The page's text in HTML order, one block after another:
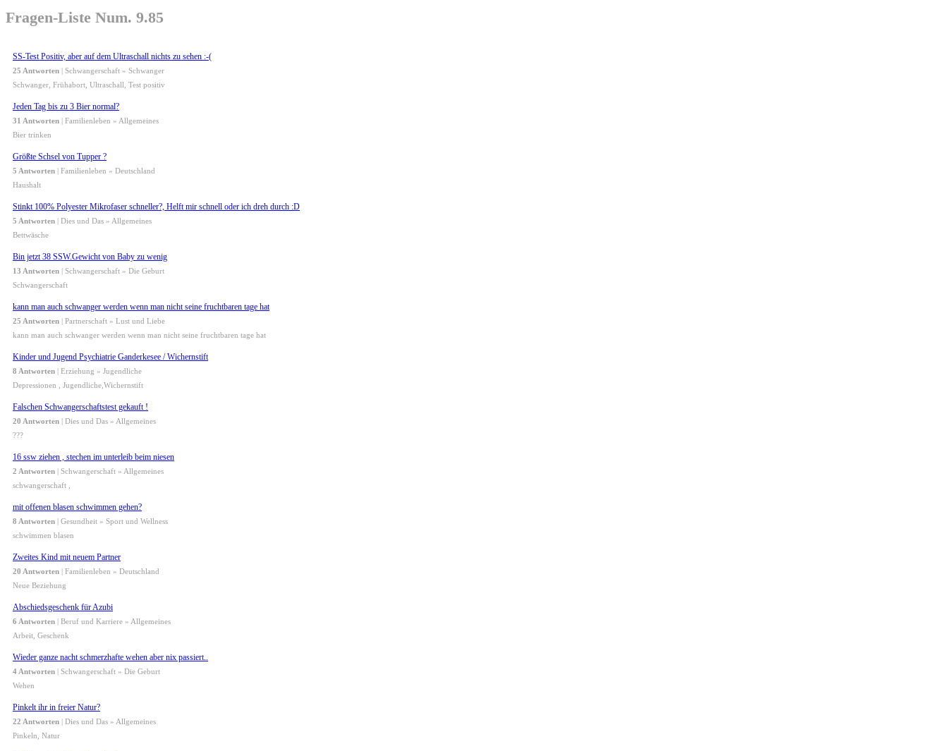
Fragen-Liste Num. 9.85
SS-Test Positiv, aber auf dem Ultraschall nichts zu sehen :-(
25 Antworten | Schwangerschaft » Schwanger
Schwanger, Frühabort, Ultraschall, Test positiv
Jeden Tag bis zu 3 Bier normal?
31 Antworten | Familienleben » Allgemeines
Bier trinken
Größte Schsel von Tupper ?
5 Antworten | Familienleben » Deutschland
Haushalt
Stinkt 100% Polyester Mikrofaser schneller?, Helft mir schnell oder ich dreh durch :D
5 Antworten | Dies und Das » Allgemeines
Bettwäsche
Bin jetzt 38 SSW.Gewicht von Baby zu wenig
13 Antworten | Schwangerschaft » Die Geburt
Schwangerschaft
kann man auch schwanger werden wenn man nicht seine fruchtbaren tage hat
25 Antworten | Partnerschaft » Lust und Liebe
kann man auch schwanger werden wenn man nicht seine fruchtbaren tage hat
Kinder und Jugend Psychiatrie Ganderkesee / Wichernstift
8 Antworten | Erziehung » Jugendliche
Depressionen , Jugendliche,Wichernstift
Falschen Schwangerschaftstest gekauft !
20 Antworten | Dies und Das » Allgemeines
???
16 ssw ziehen , stechen im unterleib beim niesen
2 Antworten | Schwangerschaft » Allgemeines
schwangerschaft ,
mit offenen blasen schwimmen gehen?
8 Antworten | Gesundheit » Sport und Wellness
schwimmen blasen
Zweites Kind mit neuem Partner
20 Antworten | Familienleben » Deutschland
Neue Beziehung
Abschiedsgeschenk für Azubi
6 Antworten | Beruf und Karriere » Allgemeines
Arbeit, Geschenk
Wieder ganze nacht schmerzhafte wehen aber nix passiert..
4 Antworten | Schwangerschaft » Die Geburt
Wehen
Pinkelt ihr in freier Natur?
22 Antworten | Dies und Das » Allgemeines
Pinkeln, Natur